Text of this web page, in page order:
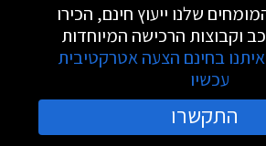
שלנו ייעוץ חינם, הכירו
וקבוצות הרכישה המיוחדות
בחינם הצעה אטרקטיבית
עכשיו
התקשרו